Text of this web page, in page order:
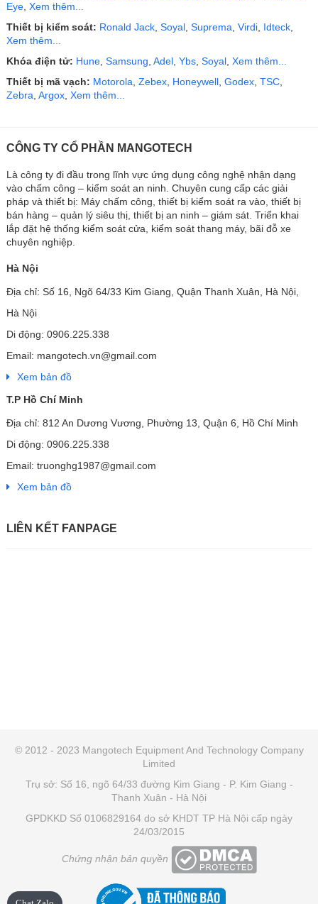
Eye, Xem thêm...
Thiết bị kiểm soát: Ronald Jack, Soyal, Suprema, Virdi, Idteck,
Xem thêm...
Khóa điện tử: Hune, Samsung, Adel, Ybs, Soyal, Xem thêm...
Thiết bị mã vạch: Motorola, Zebex, Honeywell, Godex, TSC,
Zebra, Argox, Xem thêm...
CÔNG TY CỔ PHẦN MANGOTECH
Là công ty đi đầu trong lĩnh vực ứng dụng công nghệ nhận dạng
vào chấm công – kiểm soát an ninh. Chuyên cung cấp các giải
pháp và thiết bị: Máy chấm công, thiết bị kiểm soát ra vào, thiết bị
bán hàng – quản lý siêu thị, thiết bị an ninh – giám sát. Triển khai
lắp đặt hệ thống kiểm soát cửa, kiểm soát thang máy, bãi đỗ xe
chuyên nghiệp.
Hà Nội
Địa chỉ: Số 16, Ngõ 64/33 Kim Giang, Quận Thanh Xuân, Hà Nội,
Hà Nội
Di động: 0906.225.338
Email: mangotech.vn@gmail.com
Xem bản đồ
T.P Hồ Chí Minh
Địa chỉ: 812 An Dương Vương, Phường 13, Quận 6, Hồ Chí Minh
Di động: 0906.225.338
Email: truonghg1987@gmail.com
Xem bản đồ
LIÊN KẾT FANPAGE
© 2012 - 2023 Mangotech Equipment And Technology Company
Limited
Trụ sở: Số 16, ngõ 64/33 đường Kim Giang - P. Kim Giang -
Thanh Xuân - Hà Nội
GPDKKD Số 0106829164 do sở KHDT TP Hà Nội cấp ngày
24/03/2015
Chứng nhận bản quyền